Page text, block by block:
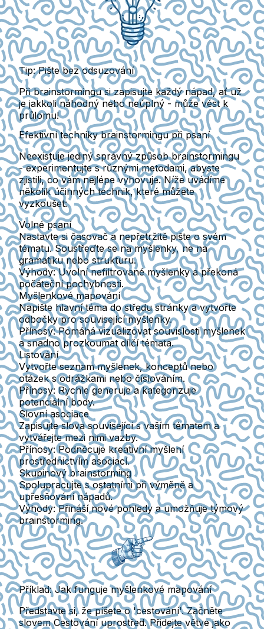
Tip: Pište bez odsuzování
Při brainstormingu si zapisujte každý nápad, ať už
je jakkoli náhodný nebo neúplný - může vést k
průlomu!
Efektivní techniky brainstormingu při psaní
Neexistuje jediný správný způsob brainstormingu
- experimentujte s různými metodami, abyste
zjistili, co vám nejlépe vyhovuje. Níže uvádíme
několik účinných technik, které můžete
vyzkoušet:
Volné psaní
Nastavte si časovač a nepřetržitě pište o svém
tématu. Soustřeďte se na myšlenky, ne na
gramatiku nebo strukturu.
Výhody: Uvolní nefiltrované myšlenky a překoná
počáteční pochybnosti.
Myšlenkové mapování
Napište hlavní téma do středu stránky a vytvořte
odbočky pro související myšlenky.
Přínosy: Pomáhá vizualizovat souvislosti myšlenek
a snadno prozkoumat dílčí témata.
Listování
Vytvořte seznam myšlenek, konceptů nebo
otázek s odrážkami nebo číslováním.
Přínosy: Rychle generuje a kategorizuje
potenciální body.
Slovní asociace
Zapisujte slova související s vaším tématem a
vytvářejte mezi nimi vazby.
Přínosy: Podněcuje kreativní myšlení
prostřednictvím asociací.
Skupinový brainstorming
Spolupracujte s ostatními při výměně a
upřesňování nápadů.
Výhody: Přináší nové pohledy a umožňuje týmový
brainstorming.
Příklad: Jak funguje myšlenkové mapování
Představte si, že píšete o 'cestování'. Začněte
slovemCestováníuprostřed. Přidejte větve jako